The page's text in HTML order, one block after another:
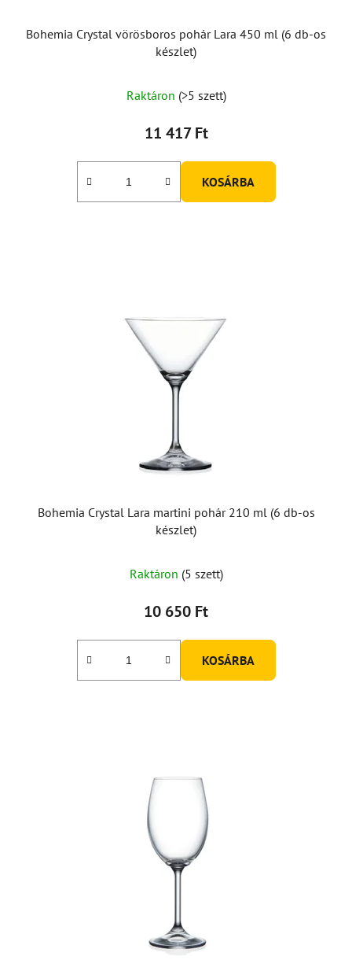
Bohemia Crystal vörösboros pohár Lara 450 ml (6 db-os
készlet)
Raktáron (>5 szett)
11 417 Ft
KOSÁRBA
Bohemia Crystal Lara martini pohár 210 ml (6 db-os
készlet)
Raktáron (5 szett)
10 650 Ft
KOSÁRBA